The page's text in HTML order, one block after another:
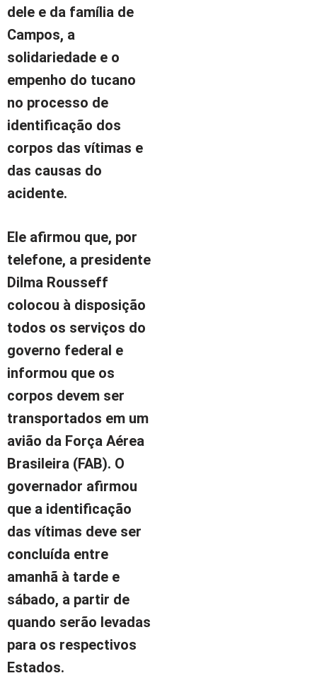
dele e da família de
Campos, a
solidariedade e o
empenho do tucano
no processo de
identificação dos
corpos das vítimas e
das causas do
acidente.
Ele afirmou que, por
telefone, a presidente
Dilma Rousseff
colocou à disposição
todos os serviços do
governo federal e
informou que os
corpos devem ser
transportados em um
avião da Força Aérea
Brasileira (FAB). O
governador afirmou
que a identificação
das vítimas deve ser
concluída entre
amanhã à tarde e
sábado, a partir de
quando serão levadas
para os respectivos
Estados.